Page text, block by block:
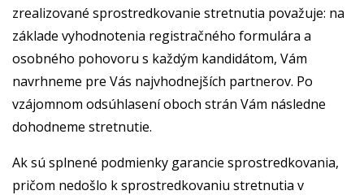
zrealizované sprostredkovanie stretnutia považuje: na
základe vyhodnotenia registračného formulára a
osobného pohovoru s každým kandidátom, Vám
navrhneme pre Vás najvhodnejších partnerov. Po
vzájomnom odsúhlasení oboch strán Vám následne
dohodneme stretnutie.
Ak sú splnené podmienky garancie sprostredkovania,
pričom nedošlo k sprostredkovaniu stretnutia v